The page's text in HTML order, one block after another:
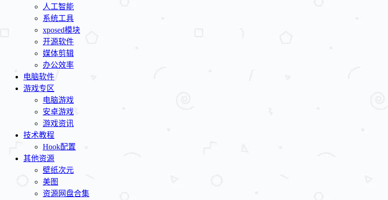
人工智能
系统工具
xposed模块
开源软件
媒体剪辑
办公效率
电脑软件
游戏专区
电脑游戏
安卓游戏
游戏资讯
技术教程
Hook配置
其他资源
壁纸次元
美图
资源网盘合集